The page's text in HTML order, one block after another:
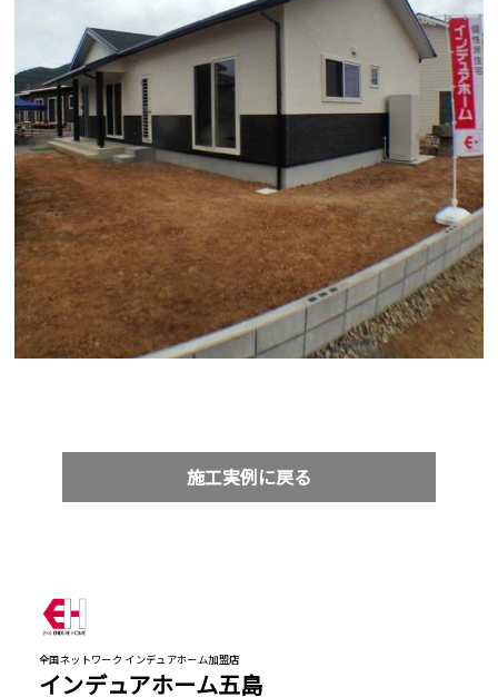
施工実例に戻る
全国ネットワーク インデュアホーム加盟店
インデュアホーム五島